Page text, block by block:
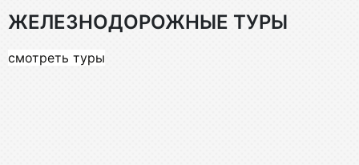
ЖЕЛЕЗНОДОРОЖНЫЕ ТУРЫ
смотреть туры